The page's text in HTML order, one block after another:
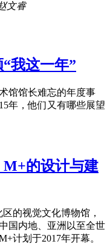
文睿
我这一年”
馆馆长难忘的年度事
年，他们又有哪些展望
M+的设计与建
的视觉文化博物馆，
国内地、亚洲以至全世
计划于2017年开幕。